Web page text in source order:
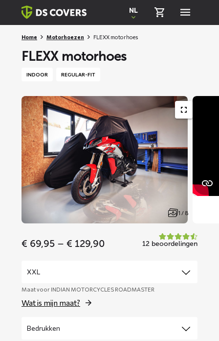
Skiplinks
NL
Home Motorhoezen FLEXX motorhoes
FLEXX motorhoes
INDOOR REGULAR-FIT
1 / 8
€ 69,95 – € 129,90 12 beoordelingen
Maat voor INDIAN MOTORCYCLES ROADMASTER
Wat is mijn maat?